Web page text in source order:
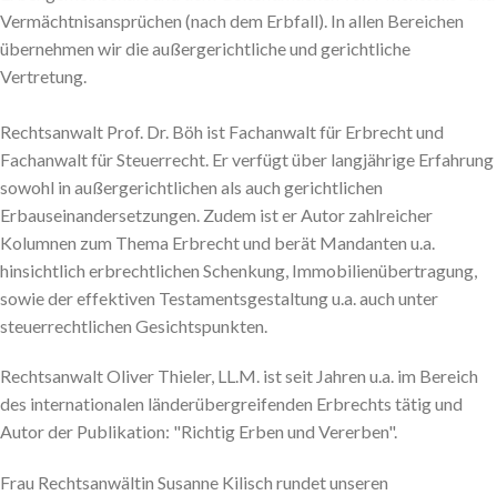
Vermächtnisansprüchen (nach dem Erbfall). In allen Bereichen
übernehmen wir die außergerichtliche und gerichtliche
Vertretung.
Rechtsanwalt Prof. Dr. Böh ist Fachanwalt für Erbrecht und
Fachanwalt für Steuerrecht. Er verfügt über langjährige Erfahrung
sowohl in außergerichtlichen als auch gerichtlichen
Erbauseinandersetzungen. Zudem ist er Autor zahlreicher
Kolumnen zum Thema Erbrecht und berät Mandanten u.a.
hinsichtlich erbrechtlichen Schenkung, Immobilienübertragung,
sowie der effektiven Testamentsgestaltung u.a. auch unter
steuerrechtlichen Gesichtspunkten.
Rechtsanwalt Oliver Thieler, LL.M. ist seit Jahren u.a. im Bereich
des internationalen länderübergreifenden Erbrechts tätig und
Autor der Publikation: "Richtig Erben und Vererben".
Frau Rechtsanwältin Susanne Kilisch rundet unseren